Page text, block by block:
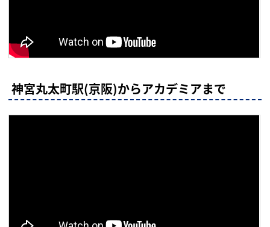
神宮丸太町駅(京阪)からアカデミアまで